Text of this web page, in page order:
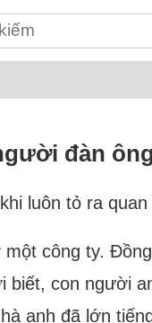
đàn
luôn tỏ ra
công ty.
biết, con người
anh đã lớn